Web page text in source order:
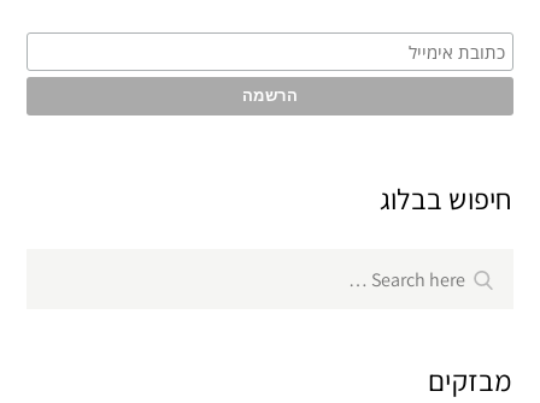
חיפוש בבלוג
for:
Search
מבזקים